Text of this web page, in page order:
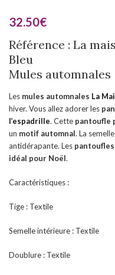
32.50€
Référence : La
Bleu
Mules automnales
Les mules automnales La
hiver. Vous allez adorer les
l’espadrille. Cette pantoufle
un motif automnal. La
antidérapante. Les pantoufles
idéal pour Noël.
Caractéristiques :
Tige : Textile
Semelle intérieure : Textile
Doublure : Textile